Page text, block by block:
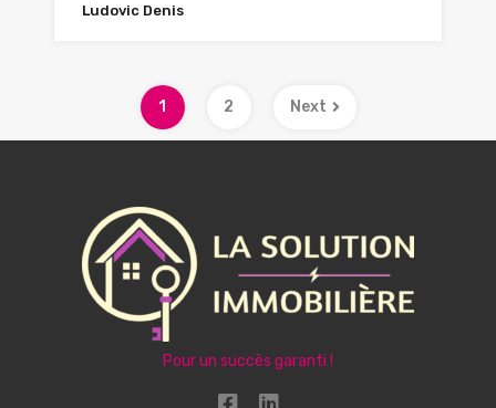
Ludovic Denis
1 2 Next
Pour un succès garanti !